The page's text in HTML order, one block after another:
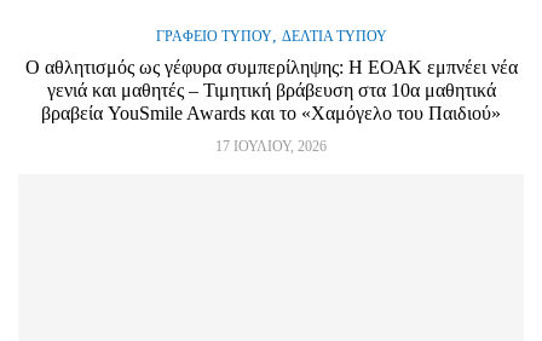
ΓΡΑΦΕΊΟ ΤΎΠΟΥ, ΔΕΛΤΊΑ ΤΎΠΟΥ
Ο αθλητισμός ως γέφυρα συμπερίληψης: Η ΕΟΑΚ εμπνέει νέα
γενιά και μαθητές – Τιμητική βράβευση στα 10α μαθητικά
βραβεία YouSmile Awards και το «Χαμόγελο του Παιδιού»
17 ΙΟΥΛΊΟΥ, 2026